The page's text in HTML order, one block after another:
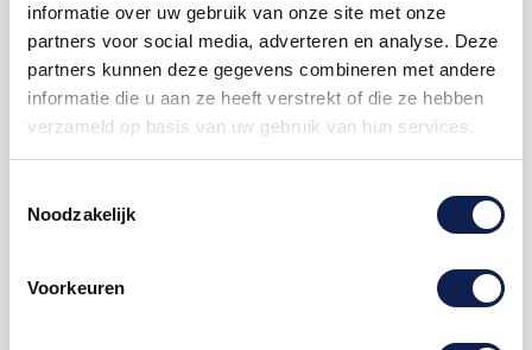
informatie over uw gebruik van onze site met onze
partners voor social media, adverteren en analyse. Deze
partners kunnen deze gegevens combineren met andere
informatie die u aan ze heeft verstrekt of die ze hebben
verzameld op basis van uw gebruik van hun services.
Noodzakelijk
Voorkeuren
In mijn winkelwagen